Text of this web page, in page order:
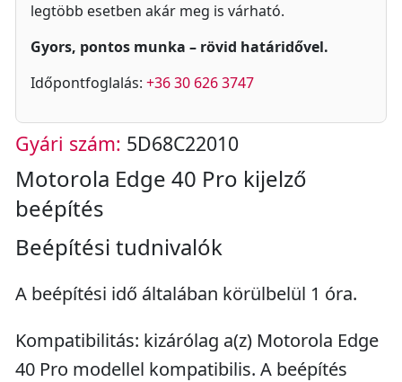
legtöbb esetben akár meg is várható.
Gyors, pontos munka – rövid határidővel.
Időpontfoglalás: +36 30 626 3747
Gyári szám: 5D68C22010
Motorola Edge 40 Pro kijelző
beépítés
Beépítési tudnivalók
A beépítési idő általában körülbelül 1 óra.
Kompatibilitás: kizárólag a(z) Motorola Edge
40 Pro modellel kompatibilis. A beépítés